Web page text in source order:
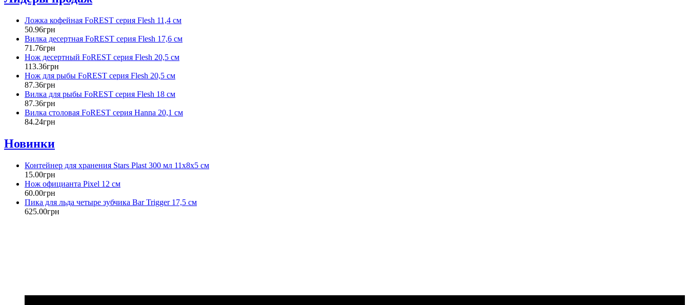
Ложка кофейная FoREST серия Flesh 11,4 см
50.96грн
Вилка десертная FoREST серия Flesh 17,6 см
71 .76грн
Нож десертный FoREST серия Flesh 20,5 см
113.36грн
Нож для рыбы FoREST серия Flesh 20,5 см
87.36грн
Вилка для рыбы FoREST серия Flesh 18 см
87.36грн
Вилка столовая FoREST серия Hanna 20,1 см
84.24грн
Новинки
Контейнер для хранения Stars Plast 300 мл 11х8х5 см
15.00грн
Нож официанта Pixel 12 см
60.00грн
Пика для льда четыре зубчика Bar Trigger 17,5 см
625.00грн